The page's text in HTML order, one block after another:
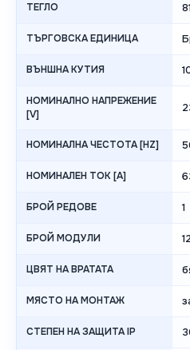
ТЕГЛО
ТЪРГОВСКА ЕДИНИЦА
ВЪНШНА КУТИЯ
НОМИНАЛНО НАПРЕЖЕНИЕ
[V]
НОМИНАЛНА ЧЕСТОТА [HZ]
НОМИНАЛЕН ТОК [A]
БРОЙ РЕДОВЕ 1
БРОЙ МОДУЛИ
ЦВЯТ НА ВРАТАТА
МЯСТО НА МОНТАЖ
СТЕПЕН НА ЗАЩИТА IP